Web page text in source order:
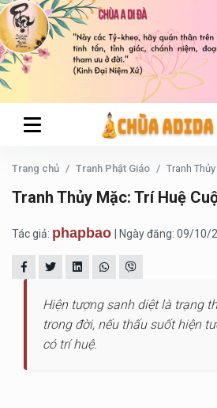
Trang chủ Tranh Phật Giáo Tranh
Tranh Thủy Mặc: Trí Huệ
Tác giả: phapbao | Ngày đăng: 09/10/
Hiện tượng sanh diệt là trạng
trong đời, nếu thấu suốt hiện
có trí huệ.